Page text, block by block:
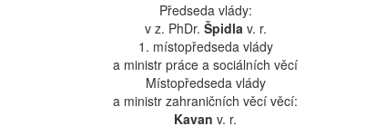
Předseda vlády:
v z. PhDr. Špidlav. r.
1. místopředseda vlády
a ministr práce a sociálních věcí
Místopředseda vlády
a ministr zahraničních věcí věcí:
Kavan v. r.